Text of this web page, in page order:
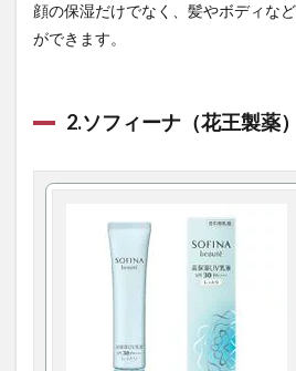
顔の保湿だけでなく、髪やボディな
ができます。
2.ソフィーナ（花王製薬）